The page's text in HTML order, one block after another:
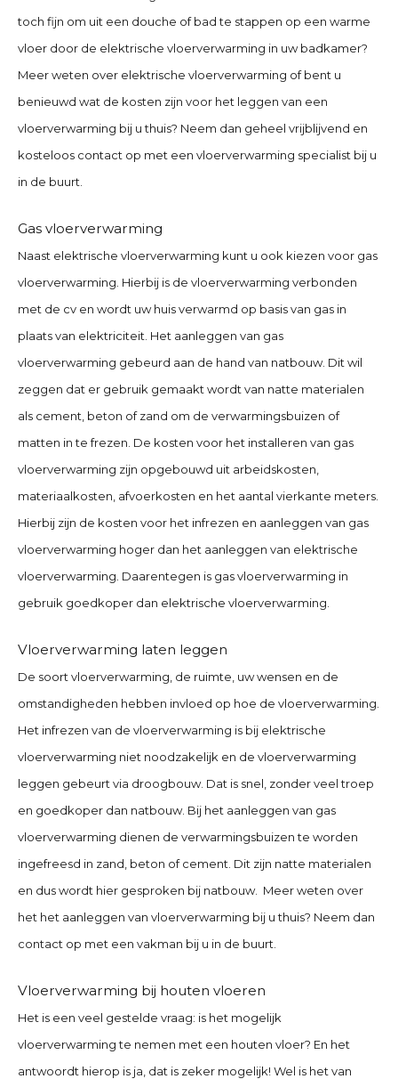
toch fijn om uit een douche of bad te stappen op een warme
vloer door de elektrische vloerverwarming in uw badkamer?
Meer weten over elektrische vloerverwarming of bent u
benieuwd wat de kosten zijn voor het leggen van een
vloerverwarming bij u thuis? Neem dan geheel vrijblijvend en
kosteloos contact op met een vloerverwarming specialist bij u
in de buurt.
Gas vloerverwarming
Naast elektrische vloerverwarming kunt u ook kiezen voor gas
vloerverwarming. Hierbij is de vloerverwarming verbonden
met de cv en wordt uw huis verwarmd op basis van gas in
plaats van elektriciteit. Het aanleggen van gas
vloerverwarming gebeurd aan de hand van natbouw. Dit wil
zeggen dat er gebruik gemaakt wordt van natte materialen
als cement, beton of zand om de verwarmingsbuizen of
matten in te frezen. De kosten voor het installeren van gas
vloerverwarming zijn opgebouwd uit arbeidskosten,
materiaalkosten, afvoerkosten en het aantal vierkante meters.
Hierbij zijn de kosten voor het infrezen en aanleggen van gas
vloerverwarming hoger dan het aanleggen van elektrische
vloerverwarming. Daarentegen is gas vloerverwarming in
gebruik goedkoper dan elektrische vloerverwarming.
Vloerverwarming laten leggen
De soort vloerverwarming, de ruimte, uw wensen en de
omstandigheden hebben invloed op hoe de vloerverwarming.
Het infrezen van de vloerverwarming is bij elektrische
vloerverwarming niet noodzakelijk en de vloerverwarming
leggen gebeurt via droogbouw. Dat is snel, zonder veel troep
en goedkoper dan natbouw. Bij het aanleggen van gas
vloerverwarming dienen de verwarmingsbuizen te worden
ingefreesd in zand, beton of cement. Dit zijn natte materialen
en dus wordt hier gesproken bij natbouw. Meer weten over
het het aanleggen van vloerverwarming bij u thuis? Neem dan
contact op met een vakman bij u in de buurt.
Vloerverwarming bij houten vloeren
Het is een veel gestelde vraag: is het mogelijk
vloerverwarming te nemen met een houten vloer? En het
antwoordt hierop is ja, dat is zeker mogelijk! Wel is het van